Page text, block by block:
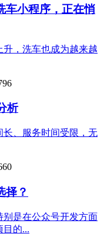
车小程序，正在悄
，洗车也成为越来越
析
、服务时间受限，无
择？
是在公众号开发方面
目的...